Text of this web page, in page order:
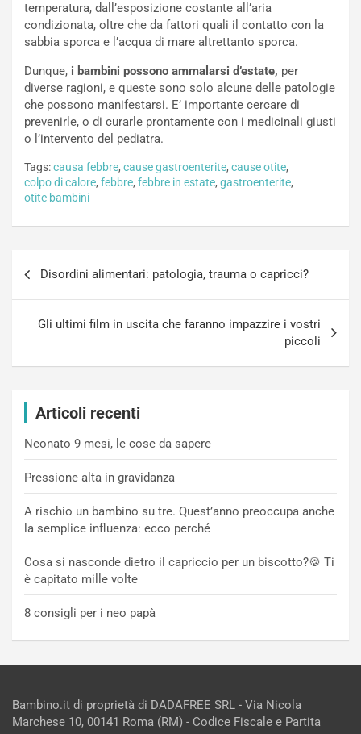
temperatura, dall’esposizione costante all’aria
condizionata, oltre che da fattori quali il contatto con la
sabbia sporca e l’acqua di mare altrettanto sporca.
Dunque, i bambini possono ammalarsi d’estate, per
diverse ragioni, e queste sono solo alcune delle patologie
che possono manifestarsi. E’ importante cercare di
prevenirle, o di curarle prontamente con i medicinali giusti
o l’intervento del pediatra.
Tags:causa febbre, cause gastroenterite, cause otite,
colpo di calore, febbre, febbre in estate, gastroenterite,
otite bambini
Disordini alimentari: patologia, trauma o capricci?
Gli ultimi film in uscita che faranno impazzire i vostri
piccoli
Articoli recenti
Neonato 9 mesi, le cose da sapere
Pressione alta in gravidanza
A rischio un bambino su tre. Quest’anno preoccupa anche
la semplice influenza: ecco perché
Cosa si nasconde dietro il capriccio per un biscotto?🍪 Ti
è capitato mille volte
8 consigli per i neo papà
Bambino.it di proprietà di DADAFREE SRL - Via Nicola
Marchese 10, 00141 Roma (RM) - Codice Fiscale e Partita